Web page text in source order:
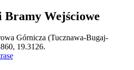
Bramy Wejściowe
(Tucznawa-Bugaj-
×
Górnicza (Tucznawa-Bugaj-
19.3126.